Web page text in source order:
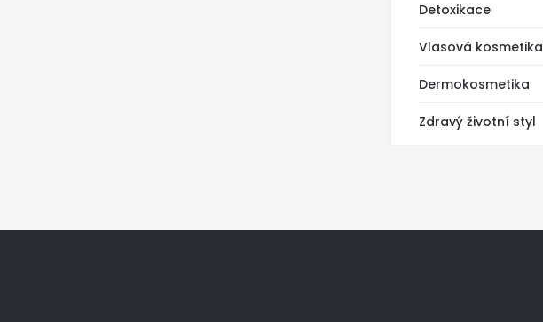
Detoxikace
Vlasová kosmetika
Dermokosmetika
Zdravý životní styl